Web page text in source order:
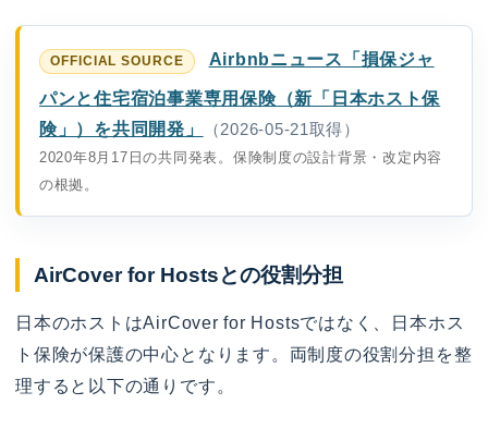
Airbnbニュース「損保ジャ
パンと住宅宿泊事業専用保険（新「日本ホスト保
険」）を共同開発」
（2026-05-21取得）
2020年8月17日の共同発表。保険制度の設計背景・改定内容
の根拠。
AirCover for Hostsとの役割分担
日本のホストはAirCover for Hostsではなく、日本ホス
ト保険が保護の中心となります。両制度の役割分担を整
理すると以下の通りです。